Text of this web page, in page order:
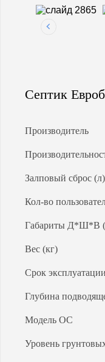
АРЕНДА
О КОМПАНИИ
Септик
Производитель
Залповый сброс (л)
Кол-во
Габариты Д*Ш*В
Вес (кг)
Срок эксплуатации
Глубина
Модель ОС
Уровень